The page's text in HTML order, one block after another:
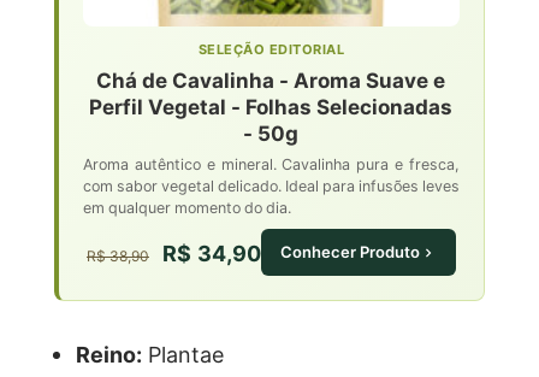
SELEÇÃO EDITORIAL
Chá de Cavalinha - Aroma Suave e
Perfil Vegetal - Folhas Selecionadas
- 50g
Aroma autêntico e mineral. Cavalinha pura e fresca,
com sabor vegetal delicado. Ideal para infusões leves
em qualquer momento do dia.
R$ 38,90 R$ 34,90 Conhecer Produto
Reino: Plantae